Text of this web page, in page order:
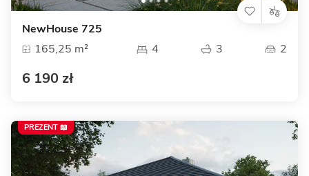
NewHouse 725
165,25 m²
4 3 2
6 190 zł
PREZENT 📖